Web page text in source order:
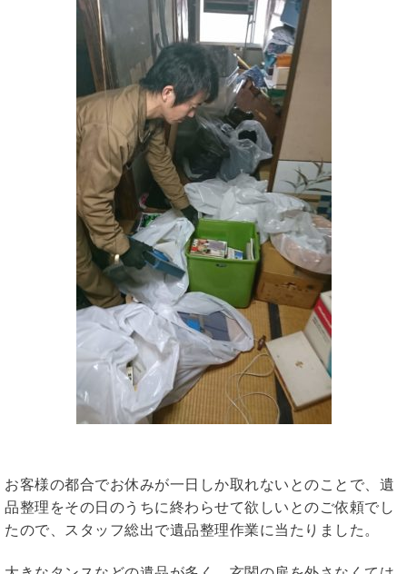
お客様の都合でお休みが一日しか取れないとのことで、遺
品整理をその日のうちに終わらせて欲しいとのご依頼でし
たので、スタッフ総出で遺品整理作業に当たりました。